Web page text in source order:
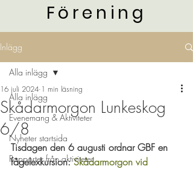
Förening
Inlägg
Alla inlägg
Evenemang & Aktiviteter
Nyheter startsida
Rapporter från aktiviteter
Alla inlägg
Skådarmorgon Lunkeskog
6/8
16 juli 2024 1 min läsning
Tisdagen den 6 augusti ordnar GBF en
fågelexkursion: Skådarmorgon vid